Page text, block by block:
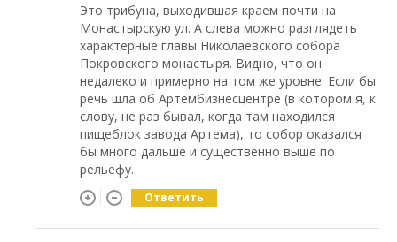
Это трибуна, выходившая краем почти на
Монастырскую ул. А слева можно разглядеть
характерные главы Николаевского собора
Покровского монастыря. Видно, что он
недалеко и примерно на том же уровне. Если бы
речь шла об Артембизнесцентре (в котором я, к
слову, не раз бывал, когда там находился
пищеблок завода Артема), то собор оказался
бы много дальше и существенно выше по
рельефу.
Ответить